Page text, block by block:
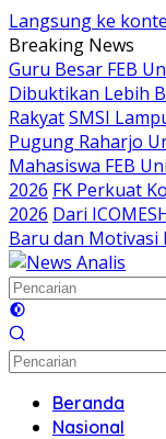
Langsung ke
Breaking News
Guru Besar FEB
Dibuktikan Lebih
RakyatSMSI
Pugung Raharjo
Mahasiswa FEB
2026 FK Perkuat
2026 Dari
Baru dan Motivasi
Beranda
Nasional